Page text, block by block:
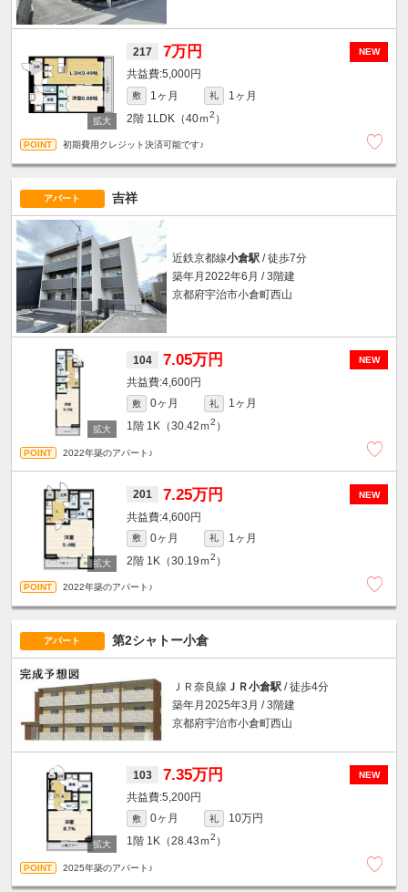
NEW
217 7万円
5,000円
敷 1ヶ月 礼
1ヶ月
2階 1LDK（40ｍ2 ）
初期費用クレジット決済可能です♪
アパート 吉祥
近鉄京都線小倉駅/ 徒歩7分
築年月2022年6月 / 3階建
京都府宇治市小倉町西山
NEW
104 7.05万円
4,600円
敷 0ヶ月 礼
1ヶ月
1階 1K（30.42ｍ2 ）
2022年築のアパート♪
NEW
201 7.25万円
4,600円
敷 0ヶ月 礼
1ヶ月
2階 1K（30.19ｍ2 ）
2022年築のアパート♪
アパート 第2シャトー小倉
ＪＲ奈良線 ＪＲ小倉駅/ 徒歩4分
築年月2025年3月 / 3階建
京都府宇治市小倉町西山
NEW
103 7.35万円
5,200円
敷 0ヶ月 礼
10万円
1階 1K（28.43ｍ2 ）
2025年築のアパート♪